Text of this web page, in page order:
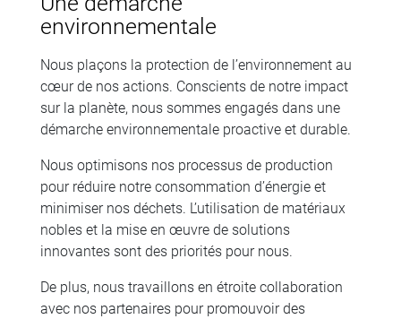
environnementale
Nous plaçons la protection de l’environnement au
cœur de nos actions. Conscients de notre impact
sur la planète, nous sommes engagés dans une
démarche environnementale proactive et durable.
Nous optimisons nos processus de production
pour réduire notre consommation d’énergie et
minimiser nos déchets. L’utilisation de matériaux
nobles et la mise en œuvre de solutions
innovantes sont des priorités pour nous.
De plus, nous travaillons en étroite collaboration
avec nos partenaires pour promouvoir des